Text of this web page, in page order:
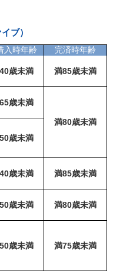
ブ）
入時年齢 完済時年齢
歳未満 満85歳未満
歳未満
満80歳未満
歳未満
歳未満 満85歳未満
歳未満 満80歳未満
歳未満 満75歳未満